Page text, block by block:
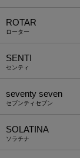
ROTAR
ローター
SENTI
センティ
seventy seven
セブンティセブン
SOLATINA
ソラチナ